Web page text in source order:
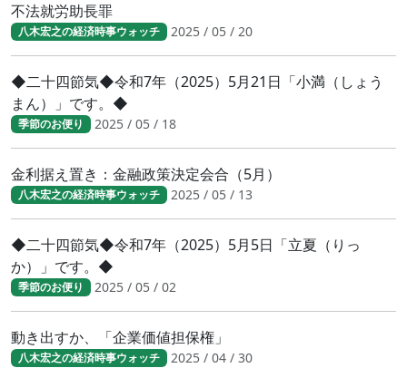
不法就労助長罪
八木宏之の経済時事ウォッチ 2025 / 05 / 20
◆二十四節気◆令和7年（2025）5月21日「小満（しょう
まん）」です。◆
季節のお便り 2025 / 05 / 18
金利据え置き：金融政策決定会合（5月）
八木宏之の経済時事ウォッチ 2025 / 05 / 13
◆二十四節気◆令和7年（2025）5月5日「立夏（りっ
か）」です。◆
季節のお便り 2025 / 05 / 02
動き出すか、「企業価値担保権」
八木宏之の経済時事ウォッチ 2025 / 04 / 30